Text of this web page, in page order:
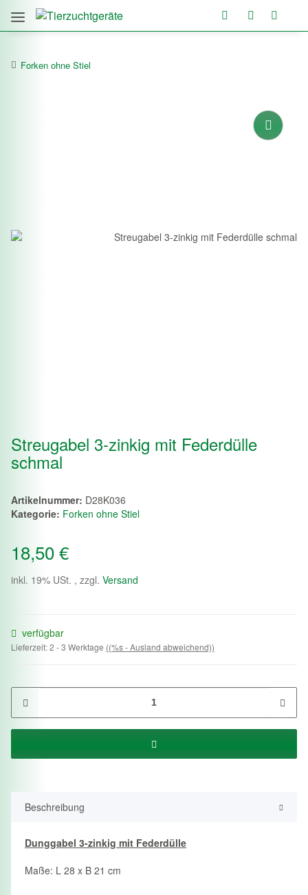
Forken ohne Stiel
Streugabel 3-zinkig mit Federdülle
schmal
Artikelnummer: D28K036
Kategorie: Forken ohne Stiel
18,50 €
inkl. 19% USt. , zzgl. Versand
verfügbar
Lieferzeit:2 - 3 Werktage ((%s - Ausland abweichend))
Beschreibung
Dunggabel 3-zinkig mit Federdülle
Maße: L 28 x B 21 cm